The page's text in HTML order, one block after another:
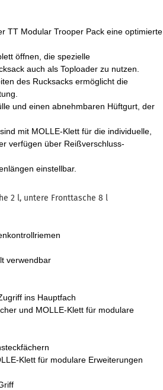
TT Modular Trooper Pack eine optimierte
öffnen, die spezielle
auch als Toploader zu nutzen.
des Rucksacks ermöglicht die
und einen abnehmbaren Hüftgurt, der
mit MOLLE-Klett für die individuelle,
verfügen über Reißverschluss-
einstellbar.
2 l, untere Fronttasche 8 l
verwendbar
ins Hauptfach
und MOLLE-Klett für modulare
Klett für modulare Erweiterungen